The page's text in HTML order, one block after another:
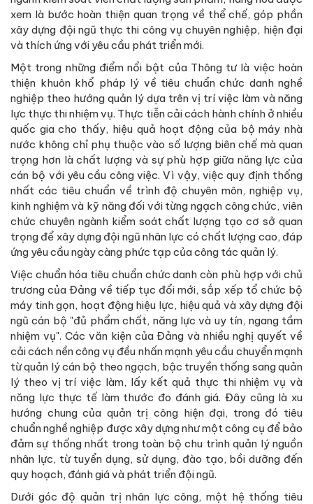
xem là bước hoàn thiện quan trọng về thể chế, góp phần
xây dựng đội ngũ thực thi công vụ chuyên nghiệp, hiện đại
và thích ứng với yêu cầu phát triển mới.
Một trong những điểm nổi bật của Thông tư là việc hoàn
thiện khuôn khổ pháp lý về tiêu chuẩn chức danh nghề
nghiệp theo hướng quản lý dựa trên vị trí việc làm và năng
lực thực thi nhiệm vụ. Thực tiễn cải cách hành chính ở nhiều
quốc gia cho thấy, hiệu quả hoạt động của bộ máy nhà
nước không chỉ phụ thuộc vào số lượng biên chế mà quan
trọng hơn là chất lượng và sự phù hợp giữa năng lực của
cán bộ với yêu cầu công việc. Vì vậy, việc quy định thống
nhất các tiêu chuẩn về trình độ chuyên môn, nghiệp vụ,
kinh nghiệm và kỹ năng đối với từng ngạch công chức, viên
chức chuyên ngành kiểm soát chất lượng tạo cơ sở quan
trọng để xây dựng đội ngũ nhân lực có chất lượng cao, đáp
ứng yêu cầu ngày càng phức tạp của công tác quản lý.
Việc chuẩn hóa tiêu chuẩn chức danh còn phù hợp với chủ
trương của Đảng về tiếp tục đổi mới, sắp xếp tổ chức bộ
máy tinh gọn, hoạt động hiệu lực, hiệu quả và xây dựng đội
ngũ cán bộ "đủ phẩm chất, năng lực và uy tín, ngang tầm
nhiệm vụ". Các văn kiện của Đảng và nhiều nghị quyết về
cải cách nền công vụ đều nhấn mạnh yêu cầu chuyển mạnh
từ quản lý cán bộ theo ngạch, bậc truyền thống sang quản
lý theo vị trí việc làm, lấy kết quả thực thi nhiệm vụ và
năng lực thực tế làm thước đo đánh giá. Đây cũng là xu
hướng chung của quản trị công hiện đại, trong đó tiêu
chuẩn nghề nghiệp được xây dựng như một công cụ để bảo
đảm sự thống nhất trong toàn bộ chu trình quản lý nguồn
nhân lực, từ tuyển dụng, sử dụng, đào tạo, bồi dưỡng đến
quy hoạch, đánh giá và phát triển đội ngũ.
Dưới góc độ quản trị nhân lực công, một hệ thống tiêu